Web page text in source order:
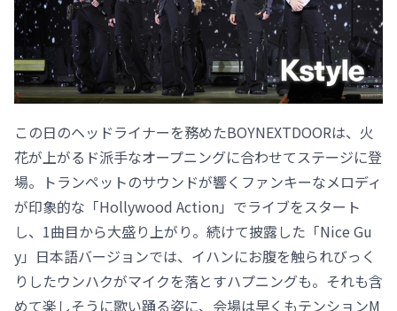
この日のヘッドライナーを務めたBOYNEXTDOORは、火
花が上がるド派手なオープニングに合わせてステージに登
場。トランペットのサウンドが響くファンキーなメロディ
が印象的な「Hollywood Action」でライブをスタート
し、1曲目から大盛り上がり。続けて披露した「Nice Gu
y」日本語バージョンでは、イハンにお腹を触られびっく
りしたウンハクがマイクを落とすハプニングも。それも含
めて楽しそうに歌い踊る姿に、会場は早くもテンションM